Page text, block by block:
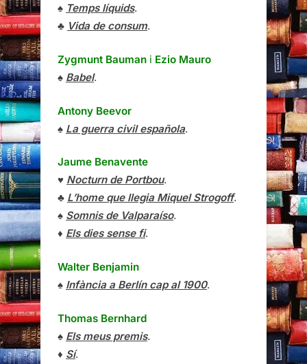
♠ Temps líquids.
♣ Vida de consum.
Zygmunt Bauman i Ezio Mauro
♠ Babel.
Antony Beevor
♠ La guerra civil española.
Jaume Benavente
♥ Nocturn de Portbou.
♣ L’home que llegia Miquel Strogoff.
♠ Somnis de Valparaíso.
♦ Els dies sense fi.
Walter Benjamin
♠ Infància a Berlín cap al 1900.
Thomas Bernhard
♠ Els meus premis.
♦ Sí.